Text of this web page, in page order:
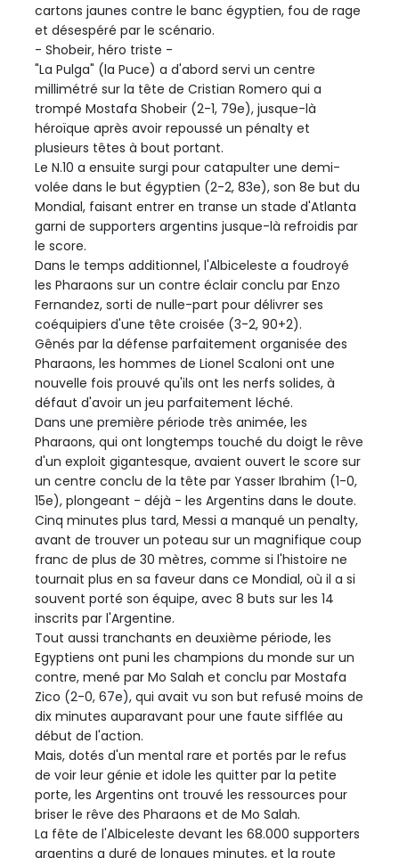
cartons jaunes contre le banc égyptien, fou de rage
et désespéré par le scénario.
- Shobeir, héro triste -
"La Pulga" (la Puce) a d'abord servi un centre
millimétré sur la tête de Cristian Romero qui a
trompé Mostafa Shobeir (2-1, 79e), jusque-là
héroïque après avoir repoussé un pénalty et
plusieurs têtes à bout portant.
Le N.10 a ensuite surgi pour catapulter une demi-
volée dans le but égyptien (2-2, 83e), son 8e but du
Mondial, faisant entrer en transe un stade d'Atlanta
garni de supporters argentins jusque-là refroidis par
le score.
Dans le temps additionnel, l'Albiceleste a foudroyé
les Pharaons sur un contre éclair conclu par Enzo
Fernandez, sorti de nulle-part pour délivrer ses
coéquipiers d'une tête croisée (3-2, 90+2).
Gênés par la défense parfaitement organisée des
Pharaons, les hommes de Lionel Scaloni ont une
nouvelle fois prouvé qu'ils ont les nerfs solides, à
défaut d'avoir un jeu parfaitement léché.
Dans une première période très animée, les
Pharaons, qui ont longtemps touché du doigt le rêve
d'un exploit gigantesque, avaient ouvert le score sur
un centre conclu de la tête par Yasser Ibrahim (1-0,
15e), plongeant - déjà - les Argentins dans le doute.
Cinq minutes plus tard, Messi a manqué un penalty,
avant de trouver un poteau sur un magnifique coup
franc de plus de 30 mètres, comme si l'histoire ne
tournait plus en sa faveur dans ce Mondial, où il a si
souvent porté son équipe, avec 8 buts sur les 14
inscrits par l'Argentine.
Tout aussi tranchants en deuxième période, les
Egyptiens ont puni les champions du monde sur un
contre, mené par Mo Salah et conclu par Mostafa
Zico (2-0, 67e), qui avait vu son but refusé moins de
dix minutes auparavant pour une faute sifflée au
début de l'action.
Mais, dotés d'un mental rare et portés par le refus
de voir leur génie et idole les quitter par la petite
porte, les Argentins ont trouvé les ressources pour
briser le rêve des Pharaons et de Mo Salah.
La fête de l'Albiceleste devant les 68.000 supporters
argentins a duré de longues minutes, et la route